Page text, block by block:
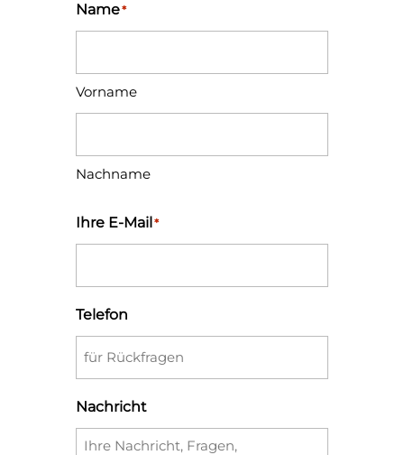
Name*
Vorname
Nachname
Ihre E-Mail*
Telefon
Nachricht